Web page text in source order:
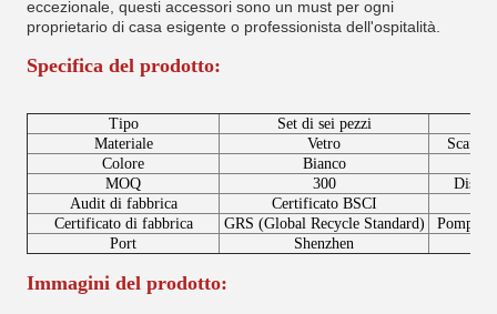
eccezionale, questi accessori sono un must per ogni
proprietario di casa esigente o professionista dell'ospitalità.
Specifica del prodotto:
Tipo
Set di sei pezzi
Materiale
Vetro
Colore
Bianco
MOQ
300
Audit di fabbrica
Certificato BSCI
Certificato di fabbrica
GRS (Global Recycle Standard)
Pompa
Port
Shenzhen
Immagini del prodotto: